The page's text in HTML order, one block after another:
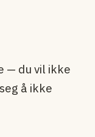
— du vil ikke
å ikke